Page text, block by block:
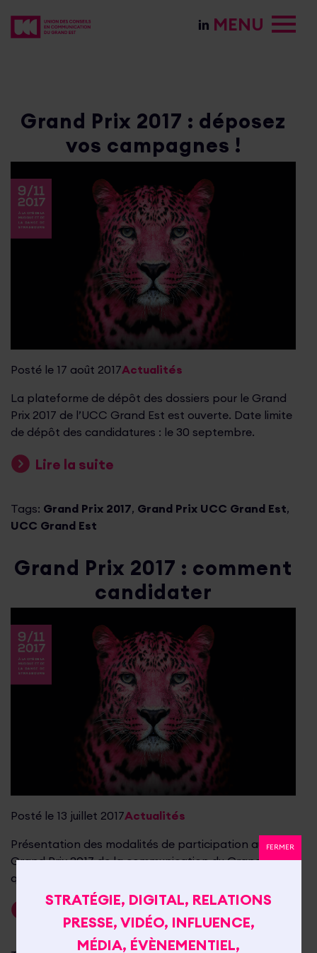
MENU
Grand Prix 2017 : déposez
vos campagnes !
Posté le 17 août 2017Actualités
La plateforme de dépôt des dossiers pour le Grand
Prix 2017 de l’UCC Grand Est est ouverte. Date limite
de dépôt des candidatures : le 30 septembre.
Lire la suite
Tags: Grand Prix 2017, Grand Prix UCC Grand Est,
UCC Grand Est
Grand Prix 2017 : comment
candidater
Posté le 13 juillet 2017Actualités
Présentation des modalités de participation au
Grand Prix 2017 de la communication du Grand Est
qui récompensera 12 campagnes.
Lire la suite
STRATÉGIE, DIGITAL, RELATIONS
PRESSE, VIDÉO, INFLUENCE,
MÉDIA, ÉVÈNEMENTIEL,
FERMER